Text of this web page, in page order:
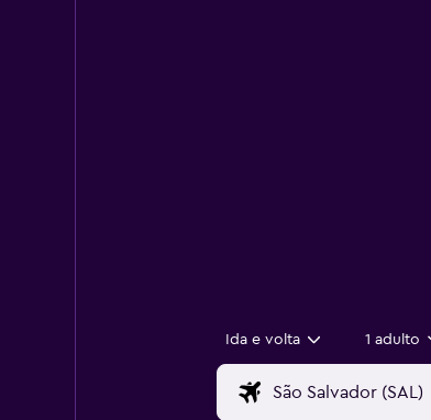
Ida e volta 1 adulto